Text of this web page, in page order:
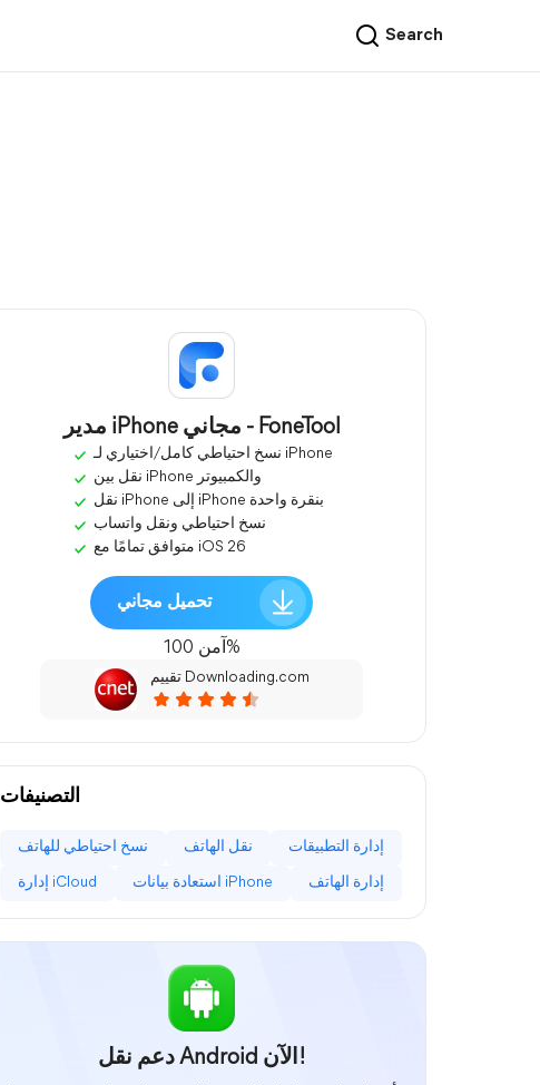
Search
مدير iPhone مجاني - FoneTool
نسخ احتياطي كامل/اختياري لـ iPhone
نقل بين iPhone والكمبيوتر
نقل iPhone إلى iPhone بنقرة واحدة
نسخ احتياطي ونقل واتساب
متوافق تمامًا مع iOS 26
تحميل مجاني
آمن 100%
تقييم Downloading.com
التصنيفات
نسخ احتياطي للهاتف نقل الهاتف إدارة التطبيقات
إدارة iCloud استعادة بيانات iPhone إدارة الهاتف
دعم نقل Android الآن!